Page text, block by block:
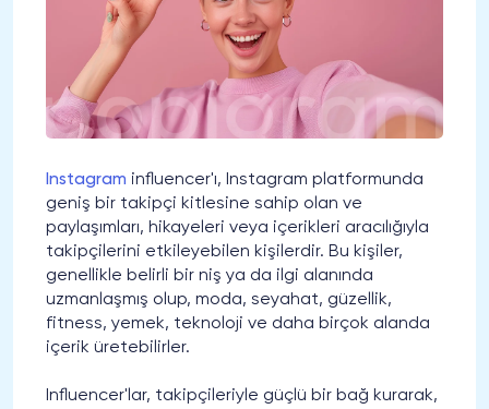
Instagram influencer'ı, Instagram platformunda
geniş bir takipçi kitlesine sahip olan ve
paylaşımları, hikayeleri veya içerikleri aracılığıyla
takipçilerini etkileyebilen kişilerdir. Bu kişiler,
genellikle belirli bir niş ya da ilgi alanında
uzmanlaşmış olup, moda, seyahat, güzellik,
fitness, yemek, teknoloji ve daha birçok alanda
içerik üretebilirler.
Influencer'lar, takipçileriyle güçlü bir bağ kurarak,